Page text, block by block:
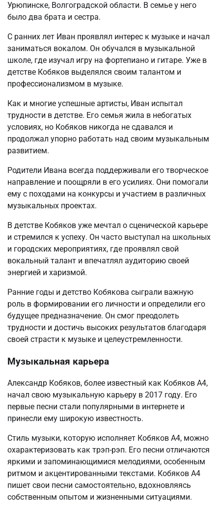
Урюпинске, Волгоградской области. В семье у него
было два брата и сестра.
С ранних лет Иван проявлял интерес к музыке и начал
заниматься вокалом. Он обучался в музыкальной
школе, где изучал игру на фортепиано и гитаре. Уже в
детстве Кобяков выделялся своим талантом и
профессионализмом в музыке.
Как и многие успешные артисты, Иван испытал
трудности в детстве. Его семья жила в небогатых
условиях, но Кобяков никогда не сдавался и
продолжал упорно работать над своим музыкальным
развитием.
Родители Ивана всегда поддерживали его творческое
направление и поощряли в его усилиях. Они помогали
ему с походами на конкурсы и участием в различных
музыкальных проектах.
В детстве Кобяков уже мечтал о сценической карьере
и стремился к успеху. Он часто выступал на школьных
и городских мероприятиях, где проявлял свой
вокальный талант и впечатлял аудиторию своей
энергией и харизмой.
Ранние годы и детство Кобякова сыграли важную
роль в формировании его личности и определили его
будущее предназначение. Он смог преодолеть
трудности и достичь высоких результатов благодаря
своей страсти к музыке и целеустремленности.
Музыкальная карьера
Александр Кобяков, более известный как Кобяков А4,
начал свою музыкальную карьеру в 2017 году. Его
первые песни стали популярными в интернете и
принесли ему широкую известность.
Стиль музыки, которую исполняет Кобяков А4, можно
охарактеризовать как трэп-рэп. Его песни отличаются
яркими и запоминающимися мелодиями, особенным
ритмом и акцентированными текстами. Кобяков А4
пишет свои песни самостоятельно, вдохновляясь
собственным опытом и жизненными ситуациями.